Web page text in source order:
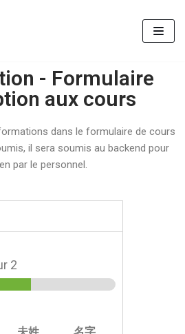
- Formulaire
aux cours
dans le formulaire de cours
il sera soumis au backend pour
par le personnel.
2